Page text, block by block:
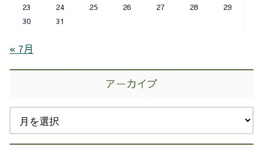
23
24 25 26 27 28
29
30
31
« 7月
アーカイブ